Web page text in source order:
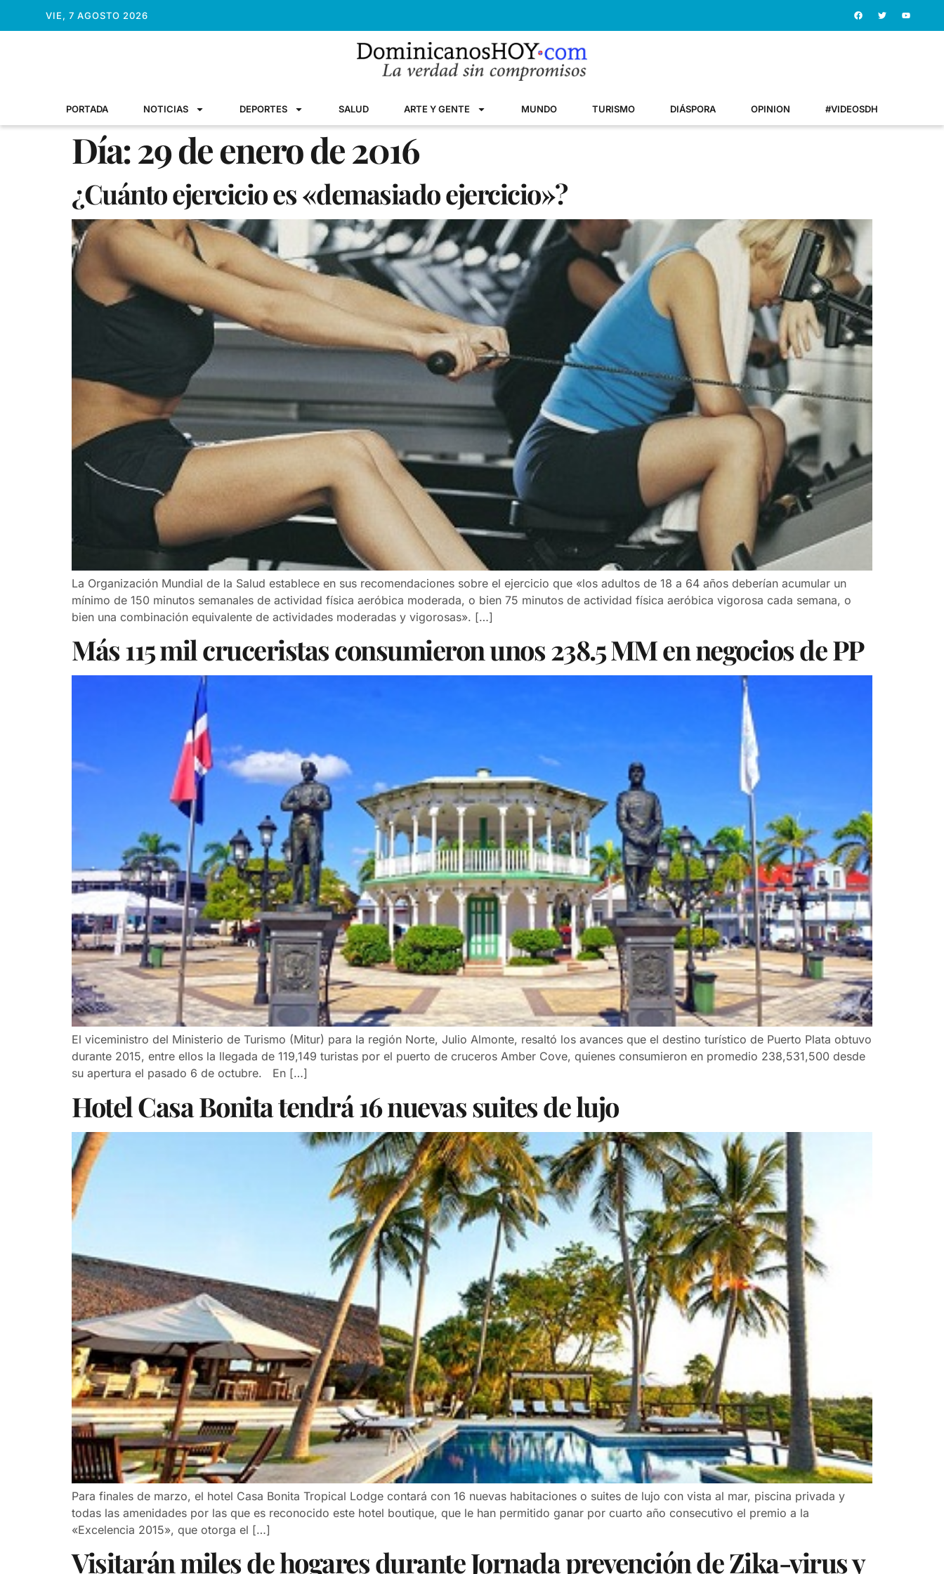
VIE, 7 AGOSTO 2026
PORTADA NOTICIAS DEPORTES SALUD ARTE Y GENTE MUNDO TURISMO DIÁSPORA OPINION #VIDEOSDH
Día:29 de enero de 2016
¿Cuánto ejercicio es «demasiado ejercicio»?
La Organización Mundial de la Salud establece en sus recomendaciones sobre el ejercicio que «los adultos de 18 a 64 años deberían acumular un
mínimo de 150 minutos semanales de actividad física aeróbica moderada, o bien 75 minutos de actividad física aeróbica vigorosa cada semana, o
bien una combinación equivalente de actividades moderadas y vigorosas». […]
Más 115 mil cruceristas consumieron unos 238.5 MM en negocios de PP
El viceministro del Ministerio de Turismo (Mitur) para la región Norte, Julio Almonte, resaltó los avances que el destino turístico de Puerto Plata obtuvo
durante 2015, entre ellos la llegada de 119,149 turistas por el puerto de cruceros Amber Cove, quienes consumieron en promedio 238,531,500 desde
su apertura el pasado 6 de octubre. En […]
Hotel Casa Bonita tendrá 16 nuevas suites de lujo
Para finales de marzo, el hotel Casa Bonita Tropical Lodge contará con 16 nuevas habitaciones o suites de lujo con vista al mar, piscina privada y
todas las amenidades por las que es reconocido este hotel boutique, que le han permitido ganar por cuarto año consecutivo el premio a la
«Excelencia 2015», que otorga el […]
Visitarán miles de hogares durante Jornada prevención de Zika-virus y